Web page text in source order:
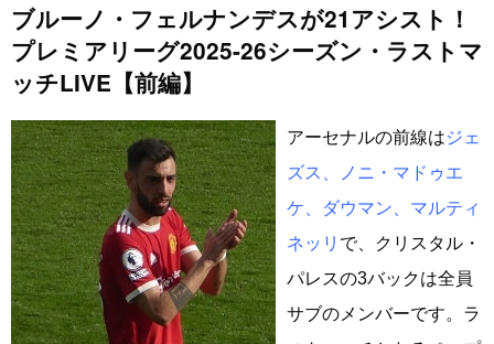
ブルーノ・フェルナンデスが21アシスト！
プレミアリーグ2025-26シーズン・ラストマ
ッチLIVE【前編】
アーセナルの前線はジェ
ズス、ノニ・マドゥエ
ケ、ダウマン、マルティ
ネッリ で、クリスタル・
パレスの3バックは全員
サブのメンバーです。ラ